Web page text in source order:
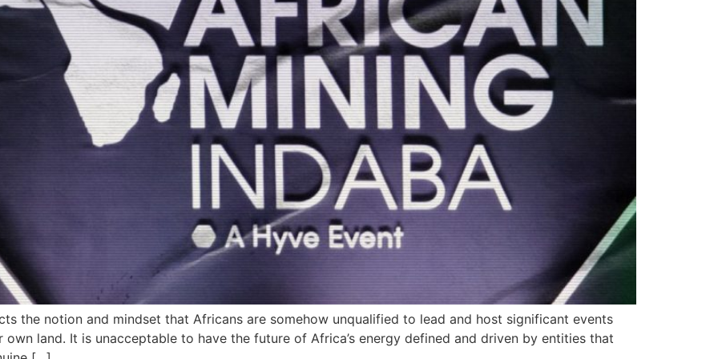
the notion and mindset that Africans are somehow unqualified to lead and host significant events
land. It is unacceptable to have the future of Africa’s energy defined and driven by entities that